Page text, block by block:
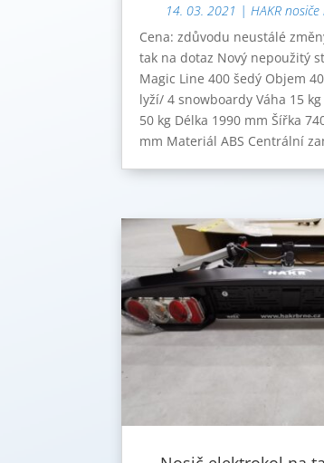
14. 03. 2021 | HAKR
Cena: zdůvodu neustálé
tak na dotaz Nový nepoužitý
Magic Line 400 šedý Objem
lyží/ 4 snowboardy Váha 15
50 kg Délka 1990 mm Šířka
mm Materiál ABS Centrální